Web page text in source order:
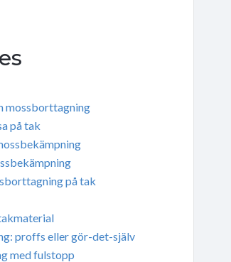
mossborttagning
på tak
på tak
proffs eller gör-det-själv
med fulstopp